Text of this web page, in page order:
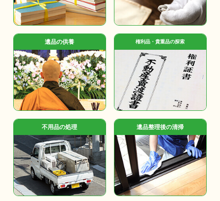
遺品の供養 権利品・貴重品の探索
不用品の処理 遺品整理後の清掃